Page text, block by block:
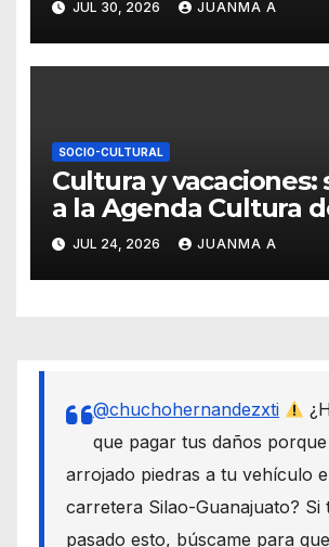
JUL 30, 2026 JUANMA A
SOCIO-CULTURAL
Cultura y vacaciones:
a la Agenda Cultura
JUL 24, 2026 JUANMA A
@chuchohernandezxti
que pagar tus daños
arrojado piedras a tu vehículo
carretera Silao-Guanajuato? Si
pasado esto, búscame para